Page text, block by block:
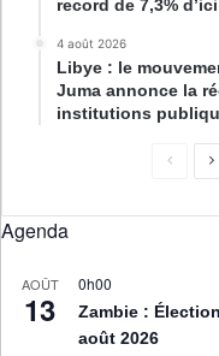
record de 7,3%
4 août 2026
Libye : le
Juma annonce la
institutions
Agenda
AOÛT
13
0h00
Zambie :
août 2026